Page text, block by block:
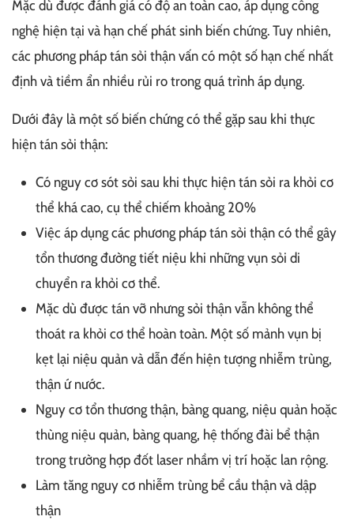
Mặc dù được đánh giá có độ an toàn cao, áp dụng công
nghệ hiện tại và hạn chế phát sinh biến chứng. Tuy nhiên,
các phương pháp tán sỏi thận vấn có một số hạn chế nhất
định và tiềm ẩn nhiều rủi ro trong quá trình áp dụng.
Dưới đây là một số biến chứng có thể gặp sau khi thực
hiện tán sỏi thận:
Có nguy cơ sót sỏi sau khi thực hiện tán sỏi ra khỏi cơ
thể khá cao, cụ thể chiếm khoảng 20%
Việc áp dụng các phương pháp tán sỏi thận có thể gây
tổn thương đường tiết niệu khi những vụn sỏi di
chuyển ra khỏi cơ thể.
Mặc dù được tán vỡ nhưng sỏi thận vẫn không thể
thoát ra khỏi cơ thể hoàn toàn. Một số mảnh vụn bị
kẹt lại niệu quản và dẫn đến hiện tượng nhiễm trùng,
thận ứ nước.
Nguy cơ tổn thương thận, bàng quang, niệu quản hoặc
thùng niệu quản, bàng quang, hệ thống đài bể thận
trong trường hợp đốt laser nhầm vị trí hoặc lan rộng.
Làm tăng nguy cơ nhiễm trùng bể cầu thận và dập
thận